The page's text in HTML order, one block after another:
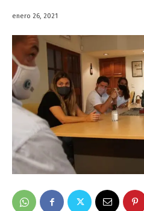
enero 26, 2021